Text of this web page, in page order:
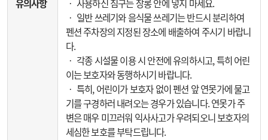
유의사항
‧ 사용하신 침구는 장롱 안에 넣지 마세요.
‧ 일반 쓰레기와 음식물 쓰레기는 반드시 분리하여
펜션 주차장의 지정된 장소에 배출하여 주시기 바랍니
다.
‧ 각종 시설물 이용 시 안전에 유의하시고, 특히 어린
이는 보호자와 동행하시기 바랍니다.
‧ 특히, 어린이가 보호자 없이 펜션 앞 연못가에 물고
기를 구경하러 내려오는 경우가 있습니다. 연못가 주
변은 매우 미끄러워 익사사고가 우려되오니 보호자의
세심한 보호를 부탁드립니다.